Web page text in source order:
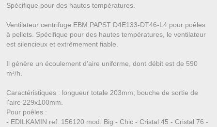
Spécifique pour des hautes températures.
Ventilateur centrifuge EBM PAPST D4E133-DT46-L4 pour poêles
à pellets. Spécifique pour des hautes températures, le ventilateur
est silencieux et extrêmement fiable.
Il génère un écoulement d'aire uniforme, dont débit est de 590
m³/h.
Caractéristiques : longueur totale 203mm; bouche de sortie de
l'aire 229x100mm.
Pour poêles :
- EDILKAMIN ref. 156120 mod. Big - Chic - Cristal 45 - Cristal 76 -